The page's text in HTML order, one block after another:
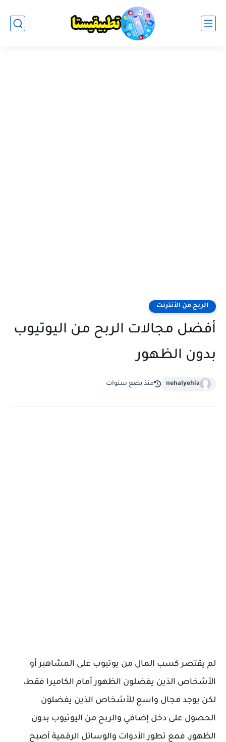
الربح من الأنترنت
أفضل مجالات الربح من اليوتيوب
بدون الظهور
nehalyehia منذ بضع سنوات
لم يقتصر كسب المال من يوتيوب على المشاهير أو
الأشخاص الذين يفضلون الظهور أمام الكاميرا فقط،
لكن يوجد مجال واسع للأشخاص الذين يفضلون
الحصول على دخل إضافي والربح من اليوتيوب بدون
الظهور، فمع تطور الأدوات والوسائل الرقمية أصبح